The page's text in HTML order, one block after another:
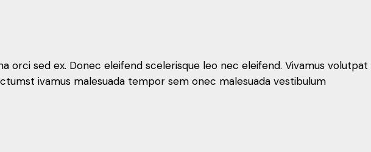
sed ex. Donec eleifend scelerisque leo nec eleifend. Vivamus volutpat
sed ex. Donec eleifend scelerisque leo nec eleifend. Vivamus volutpat
ivamus malesuada tempor sem onec malesuada vestibulum